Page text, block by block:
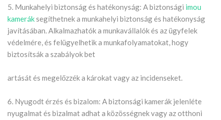
5. Munkahelyi biztonság és hatékonyság: A biztonsági imou
kameráksegíthetnek a munkahelyi biztonság és hatékonyság
javításában. Alkalmazhatók a munkavállalók és az ügyfelek
védelmére, és felügyelhetik a munkafolyamatokat, hogy
biztosítsák a szabályok bet
artását és megelőzzék a károkat vagy az incidenseket.
6. Nyugodt érzés és bizalom: A biztonsági kamerák jelenléte
nyugalmat és bizalmat adhat a közösségnek vagy az otthoni